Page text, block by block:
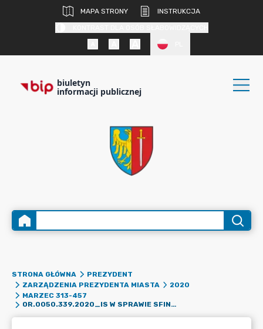
MAPA STRONY
INSTRUKCJA
biuletyn
informacji publicznej
STRONA GŁÓWNA
PREZYDENT
ZARZĄDZENIA PREZYDENTA MIASTA
2020
MARZEC 313-457
OR.0050.339.2020_IS W SPRAWIE SFINANSOWANIA OPŁATY ZMIENNEJ ZA USŁUGI WODNE ZA IV KWARTAŁ 2019R.